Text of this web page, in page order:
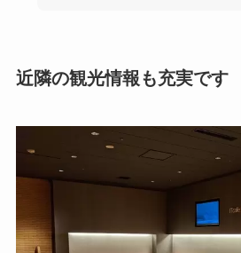
近隣の観光情報も充実です